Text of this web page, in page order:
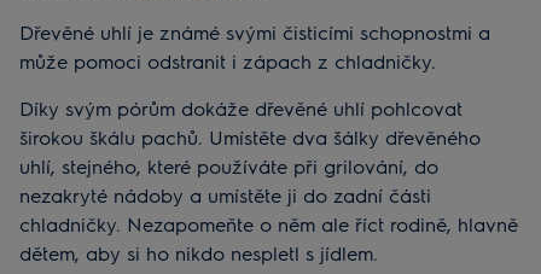
Dřevěné uhlí je známé svými čisticími schopnostmi a
může pomoci odstranit i zápach z chladničky.
Díky svým pórům dokáže dřevěné uhlí pohlcovat
širokou škálu pachů. Umístěte dva šálky dřevěného
uhlí, stejného, které používáte při grilování, do
nezakryté nádoby a umístěte ji do zadní části
chladničky. Nezapomeňte o něm ale říct rodině, hlavně
dětem, aby si ho nikdo nespletl s jídlem.